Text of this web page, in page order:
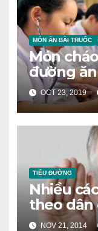
MÓN ĂN BÀI THUỐC
Món
đường
OCT 23, 2019
TIỂU ĐƯỜNG
Nhiều
theo dân
NOV 21, 2014